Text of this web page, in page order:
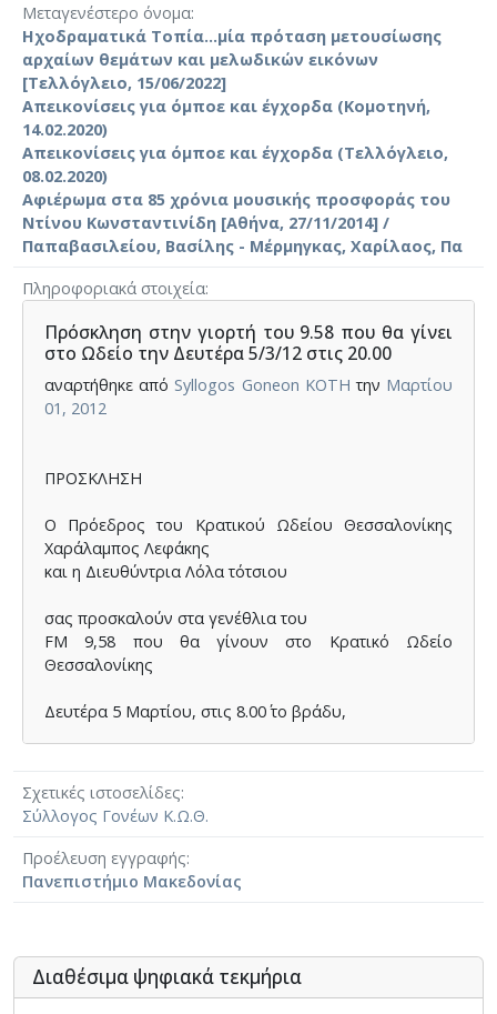
Μεταγενέστερο όνομα
Ηχοδραματικά Τοπία...μία πρόταση μετουσίωσης
αρχαίων θεμάτων και μελωδικών εικόνων
[Τελλόγλειο, 15/06/2022]
Απεικονίσεις για όμποε και έγχορδα (Κομοτηνή,
14.02.2020)
Απεικονίσεις για όμποε και έγχορδα (Τελλόγλειο,
08.02.2020)
Αφιέρωμα στα 85 χρόνια μουσικής προσφοράς του
Ντίνου Κωνσταντινίδη [Αθήνα, 27/11/2014] /
Παπαβασιλείου, Βασίλης - Μέρμηγκας, Χαρίλαος, Πα
Πληροφοριακά στοιχεία
Πρόσκληση στην γιορτή του 9.58 που θα γίνει
στο Ωδείο την Δευτέρα 5/3/12 στις 20.00
αναρτήθηκε από Syllogos Goneon KOTHτην Μαρτίου
01, 2012
ΠΡΟΣΚΛΗΣΗ
Ο Πρόεδρος του Κρατικού Ωδείου Θεσσαλονίκης
Χαράλαμπος Λεφάκης
και η Διευθύντρια Λόλα τότσιου
σας προσκαλούν στα γενέθλια του
FM 9,58 που θα γίνουν στο Κρατικό Ωδείο
Θεσσαλονίκης
Δευτέρα 5 Μαρτίου, στις 8.00΄ το βράδυ,
του Κρατικού Ωδείου, Φράγκων 15
Μουσικοί οικοδεσπότες, καθηγητές και σπουδαστές
του Ωδείου.
Η συναυλία θα κλείσει με βιολογικό κρασί,
προσφορά της οικογένειας Αραμπατζή
και βιολογικά εδέσματα, προσφορά του catering
Σχετικές ιστοσελίδες
Σύλλογος Γονέων Κ.Ω.Θ.
Προέλευση εγγραφής
Πανεπιστήμιο Μακεδονίας
Διαθέσιμα ψηφιακά τεκμήρια